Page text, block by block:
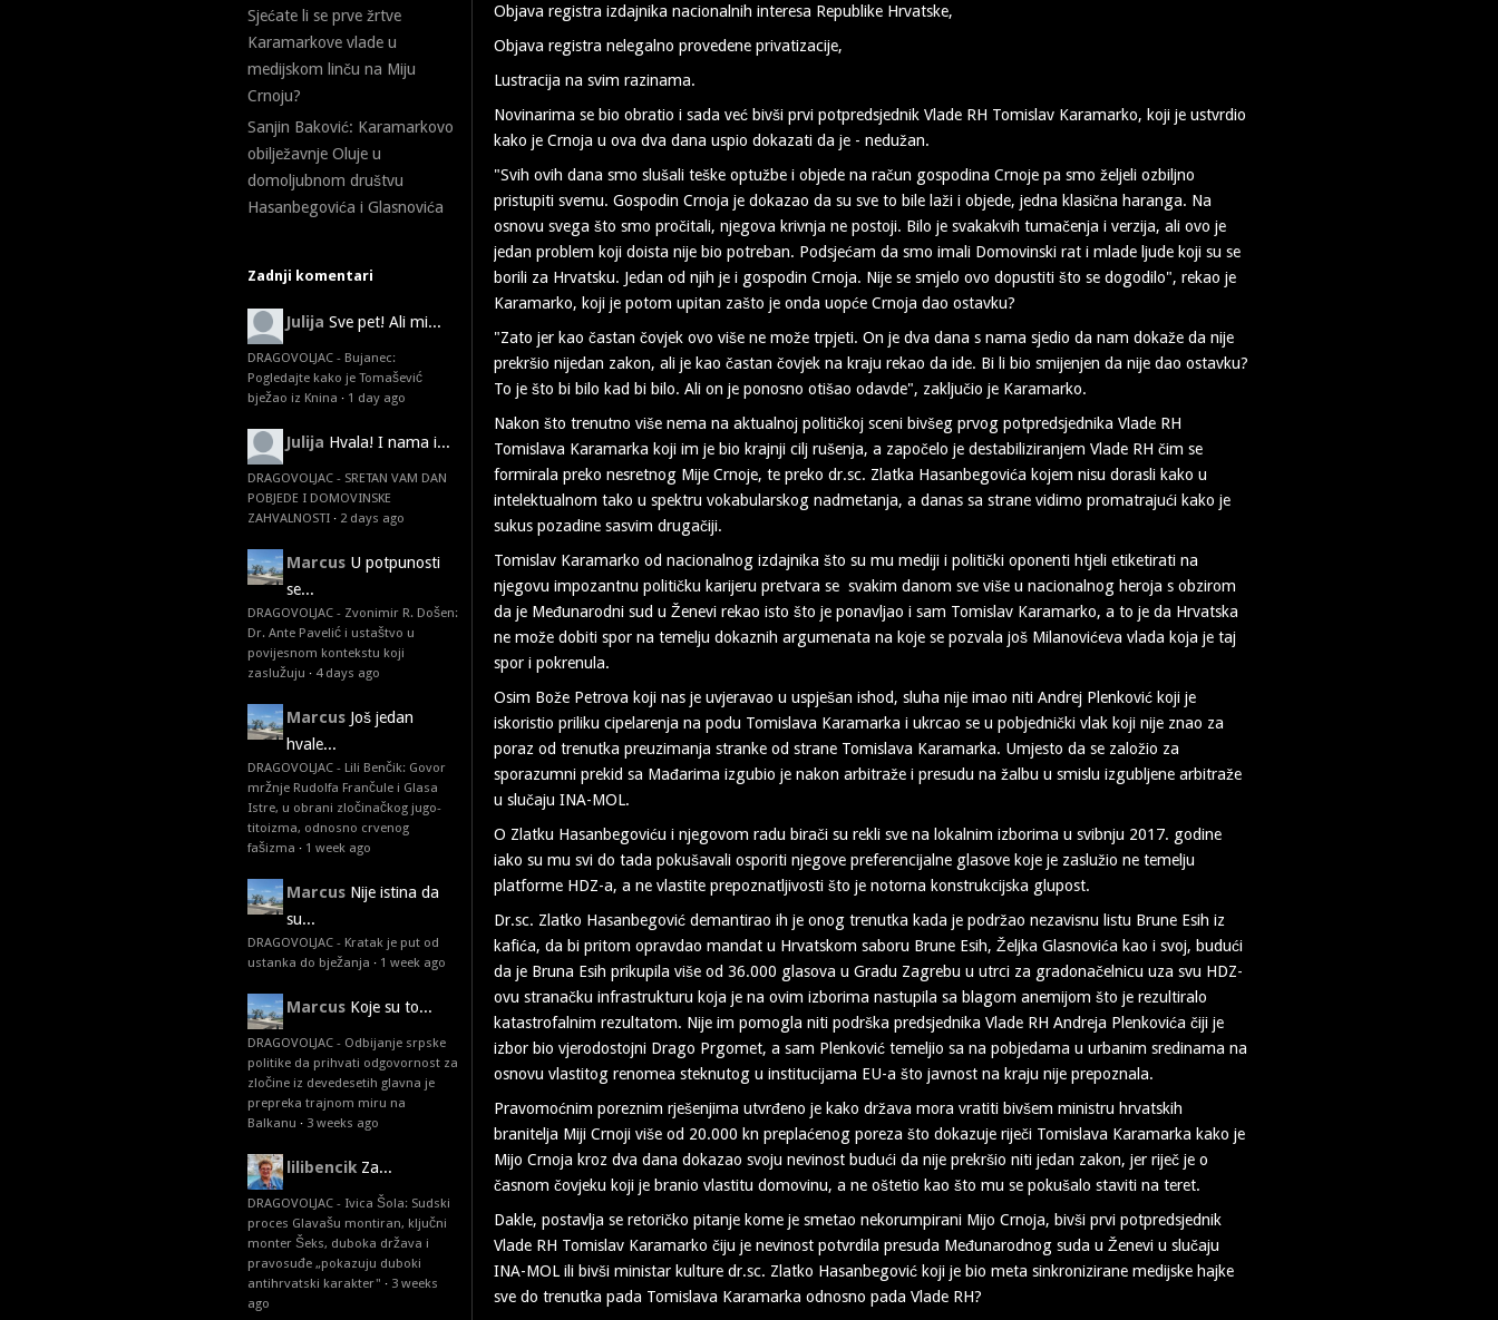
Sjećate li se prve žrtve
Karamarkove vlade u
medijskom linču na Miju
Crnoju?
Sanjin Baković: Karamarkovo
obilježavnje Oluje u
domoljubnom društvu
Hasanbegovića i Glasnovića
Zadnji komentari
Julija Sve pet! Ali mi...
DRAGOVOLJAC - Bujanec:
Pogledajte kako je Tomašević
bježao iz Knina · 1 day ago
Julija Hvala! I nama i...
DRAGOVOLJAC - SRETAN VAM DAN
POBJEDE I DOMOVINSKE
ZAHVALNOSTI · 2 days ago
Marcus U potpunosti
se...
DRAGOVOLJAC - Zvonimir R. Došen:
Dr. Ante Pavelić i ustaštvo u
povijesnom kontekstu koji
zaslužuju · 4 days ago
Marcus Još jedan
hvale...
DRAGOVOLJAC - Lili Benčik: Govor
mržnje Rudolfa Frančule i Glasa
Istre, u obrani zločinačkog jugo-
titoizma, odnosno crvenog
fašizma · 1 week ago
Marcus Nije istina da
su...
DRAGOVOLJAC - Kratak je put od
ustanka do bježanja · 1 week ago
Marcus Koje su to...
DRAGOVOLJAC - Odbijanje srpske
politike da prihvati odgovornost za
zločine iz devedesetih glavna je
prepreka trajnom miru na
Balkanu · 3 weeks ago
lilibencik Za...
DRAGOVOLJAC - Ivica Šola: Sudski
proces Glavašu montiran, ključni
monter Šeks, duboka država i
pravosuđe „pokazuju duboki
antihrvatski karakter" · 3 weeks
ago
Objava registra izdajnika nacionalnih interesa Republike Hrvatske,
Objava registra nelegalno provedene privatizacije,
Lustracija na svim razinama.
Novinarima se bio obratio i sada već bivši prvi potpredsjednik Vlade RH Tomislav Karamarko, koji je ustvrdio
kako je Crnoja u ova dva dana uspio dokazati da je - nedužan.
"Svih ovih dana smo slušali teške optužbe i objede na račun gospodina Crnoje pa smo željeli ozbiljno
pristupiti svemu. Gospodin Crnoja je dokazao da su sve to bile laži i objede, jedna klasična haranga. Na
osnovu svega što smo pročitali, njegova krivnja ne postoji. Bilo je svakakvih tumačenja i verzija, ali ovo je
jedan problem koji doista nije bio potreban. Podsjećam da smo imali Domovinski rat i mlade ljude koji su se
borili za Hrvatsku. Jedan od njih je i gospodin Crnoja. Nije se smjelo ovo dopustiti što se dogodilo", rekao je
Karamarko, koji je potom upitan zašto je onda uopće Crnoja dao ostavku?
"Zato jer kao častan čovjek ovo više ne može trpjeti. On je dva dana s nama sjedio da nam dokaže da nije
prekršio nijedan zakon, ali je kao častan čovjek na kraju rekao da ide. Bi li bio smijenjen da nije dao ostavku?
To je što bi bilo kad bi bilo. Ali on je ponosno otišao odavde", zaključio je Karamarko.
Nakon što trenutno više nema na aktualnoj političkoj sceni bivšeg prvog potpredsjednika Vlade RH
Tomislava Karamarka koji im je bio krajnji cilj rušenja, a započelo je destabiliziranjem Vlade RH čim se
formirala preko nesretnog Mije Crnoje, te preko dr.sc. Zlatka Hasanbegovića kojem nisu dorasli kako u
intelektualnom tako u spektru vokabularskog nadmetanja, a danas sa strane vidimo promatrajući kako je
sukus pozadine sasvim drugačiji.
Tomislav Karamarko od nacionalnog izdajnika što su mu mediji i politički oponenti htjeli etiketirati na
njegovu impozantnu političku karijeru pretvara se svakim danom sve više u nacionalnog heroja s obzirom
da je Međunarodni sud u Ženevi rekao isto što je ponavljao i sam Tomislav Karamarko, a to je da Hrvatska
ne može dobiti spor na temelju dokaznih argumenata na koje se pozvala još Milanovićeva vlada koja je taj
spor i pokrenula.
Osim Bože Petrova koji nas je uvjeravao u uspješan ishod, sluha nije imao niti Andrej Plenković koji je
iskoristio priliku cipelarenja na podu Tomislava Karamarka i ukrcao se u pobjednički vlak koji nije znao za
poraz od trenutka preuzimanja stranke od strane Tomislava Karamarka. Umjesto da se založio za
sporazumni prekid sa Mađarima izgubio je nakon arbitraže i presudu na žalbu u smislu izgubljene arbitraže
u slučaju INA-MOL.
O Zlatku Hasanbegoviću i njegovom radu birači su rekli sve na lokalnim izborima u svibnju 2017. godine
iako su mu svi do tada pokušavali osporiti njegove preferencijalne glasove koje je zaslužio ne temelju
platforme HDZ-a, a ne vlastite prepoznatljivosti što je notorna konstrukcijska glupost.
Dr.sc. Zlatko Hasanbegović demantirao ih je onog trenutka kada je podržao nezavisnu listu Brune Esih iz
kafića, da bi pritom opravdao mandat u Hrvatskom saboru Brune Esih, Željka Glasnovića kao i svoj, budući
da je Bruna Esih prikupila više od 36.000 glasova u Gradu Zagrebu u utrci za gradonačelnicu uza svu HDZ-
ovu stranačku infrastrukturu koja je na ovim izborima nastupila sa blagom anemijom što je rezultiralo
katastrofalnim rezultatom. Nije im pomogla niti podrška predsjednika Vlade RH Andreja Plenkovića čiji je
izbor bio vjerodostojni Drago Prgomet, a sam Plenković temeljio sa na pobjedama u urbanim sredinama na
osnovu vlastitog renomea steknutog u institucijama EU-a što javnost na kraju nije prepoznala.
Pravomoćnim poreznim rješenjima utvrđeno je kako država mora vratiti bivšem ministru hrvatskih
branitelja Miji Crnoji više od 20.000 kn preplaćenog poreza što dokazuje riječi Tomislava Karamarka kako je
Mijo Crnoja kroz dva dana dokazao svoju nevinost budući da nije prekršio niti jedan zakon, jer riječ je o
časnom čovjeku koji je branio vlastitu domovinu, a ne oštetio kao što mu se pokušalo staviti na teret.
Dakle, postavlja se retoričko pitanje kome je smetao nekorumpirani Mijo Crnoja, bivši prvi potpredsjednik
Vlade RH Tomislav Karamarko čiju je nevinost potvrdila presuda Međunarodnog suda u Ženevi u slučaju
INA-MOL ili bivši ministar kulture dr.sc. Zlatko Hasanbegović koji je bio meta sinkronizirane medijske hajke
sve do trenutka pada Tomislava Karamarka odnosno pada Vlade RH?